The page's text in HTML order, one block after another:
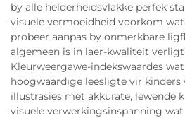
by alle helderheidsvlakke perfek
visuele vermoeidheid voorkom
probeer aanpas by onmerkbare
algemeen is in laer-kwaliteit
Kleurweergawe-indekswaardes
hoogwaardige leesligte vir
illustrasies met akkurate, lewende
visuele verwerkingsinspanning